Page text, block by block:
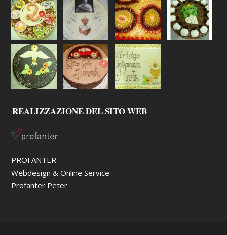
REALIZZAZIONE DEL SITO WEB
PROFANTER
Webdesign & Online Service
Profanter Peter